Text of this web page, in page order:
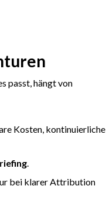
passt, hängt von
Kosten, kontinuierliche
.
bei klarer Attribution